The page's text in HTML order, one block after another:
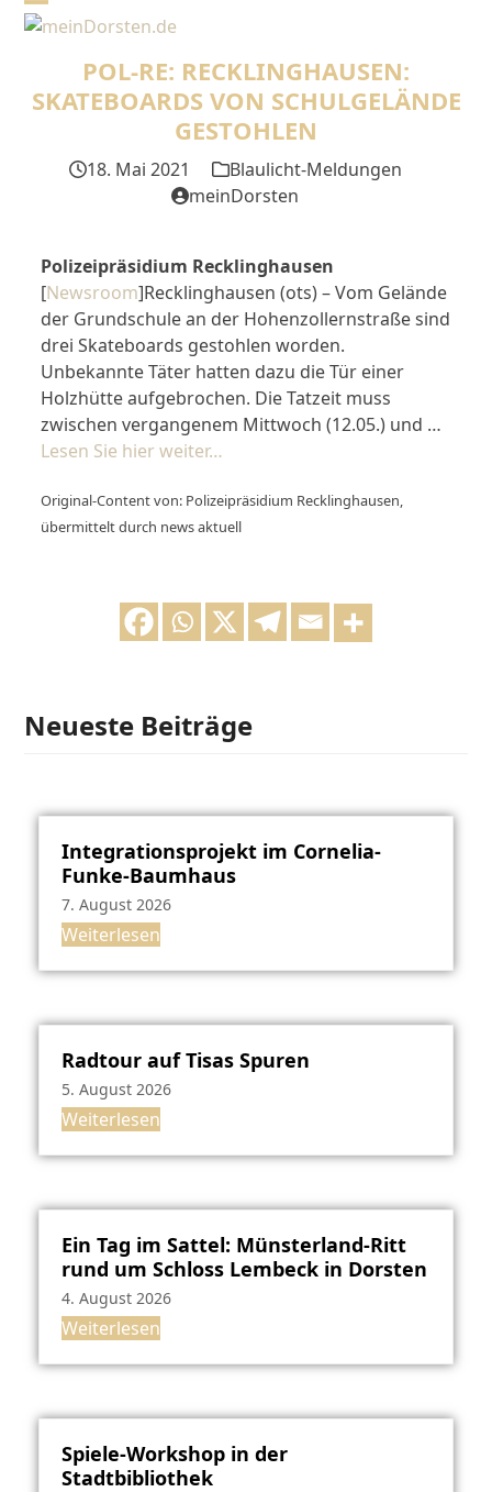
SkipOpen
mobile
menu
Close
mobile
menu
POL-RE: RECKLINGHAUSEN:
SKATEBOARDS VON SCHULGELÄNDE
GESTOHLEN
18. Mai 2021
Blaulicht-Meldungen
meinDorsten
Polizeipräsidium Recklinghausen
[Newsroom]Recklinghausen (ots) – Vom Gelände
der Grundschule an der Hohenzollernstraße sind
drei Skateboards gestohlen worden.
Unbekannte Täter hatten dazu die Tür einer
Holzhütte aufgebrochen. Die Tatzeit muss
zwischen vergangenem Mittwoch (12.05.) und …
Lesen Sie hier weiter…
Original-Content von: Polizeipräsidium Recklinghausen,
übermittelt durch news aktuell
Neueste Beiträge
Integrationsprojekt im Cornelia-
Funke-Baumhaus
7. August 2026
Weiterlesen
Radtour auf Tisas Spuren
5. August 2026
Weiterlesen
Ein Tag im Sattel: Münsterland-Ritt
rund um Schloss Lembeck in Dorsten
4. August 2026
Weiterlesen
Spiele-Workshop in der
Stadtbibliothek